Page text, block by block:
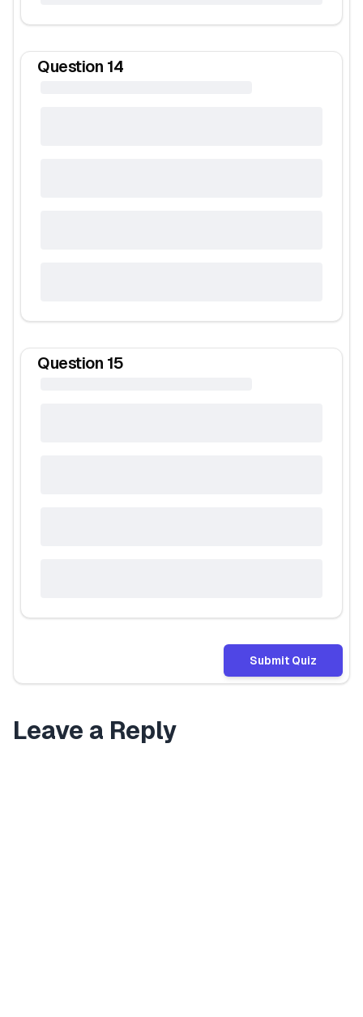
Question 14
Question 15
Submit Quiz
Leave a Reply